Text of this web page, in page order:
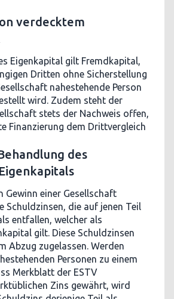
verdecktem
Eigenkapital gilt Fremdkapital,
Dritten ohne Sicherstellung
nahestehende Person
wird. Zudem steht der
stets der Nachweis offen,
Finanzierung dem Drittvergleich
des
Gewinn einer Gesellschaft
Schuldzinsen, die auf jenen Teil
entfallen, welcher als
gilt. Diese Schuldzinsen
Abzug zugelassen. Werden
Personen zu einem
Merkblatt der ESTV
Zins gewährt, wird